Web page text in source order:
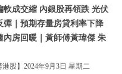
軟成交縮 內銀股再領跌 光伏
彈｜預期存量房貸利率下降
內房回暖｜黃師傅黃瑋傑 朱
港股】2024年9月3日 星期二